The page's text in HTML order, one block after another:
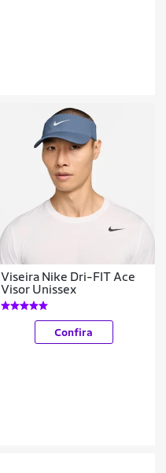
Viseira Nike Dri-FIT Ace
Visor Unissex
Confira